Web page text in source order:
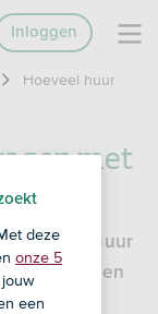
Inloggen
Hoeveel huur
met
over de huur
wij vinden
deze
onze 5
een